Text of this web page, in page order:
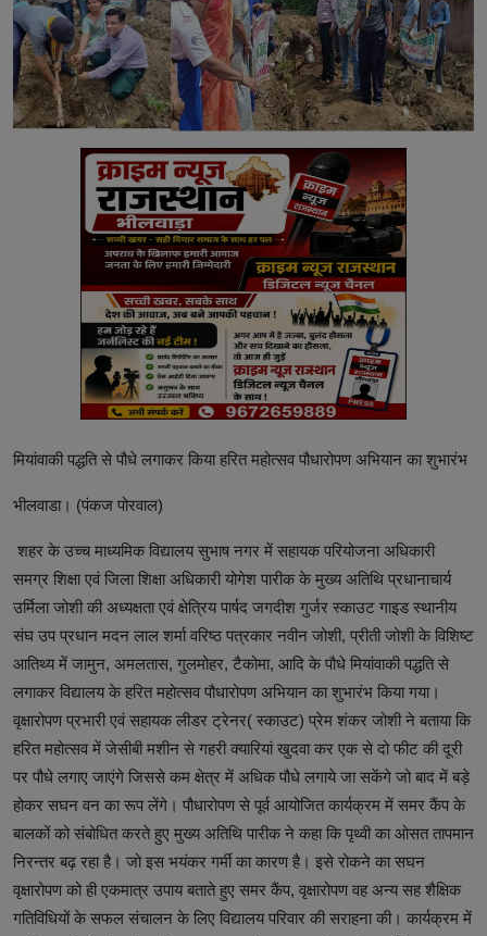
मियांवाकी पद्धति से पौधे लगाकर किया हरित महोत्सव पौधारोपण अभियान का शुभारंभ
भीलवाडा। (पंकज पोरवाल)
शहर के उच्च माध्यमिक विद्यालय सुभाष नगर में सहायक परियोजना अधिकारी
समग्र शिक्षा एवं जिला शिक्षा अधिकारी योगेश पारीक के मुख्य अतिथि प्रधानाचार्य
उर्मिला जोशी की अध्यक्षता एवं क्षेत्रिय पार्षद जगदीश गुर्जर स्काउट गाइड स्थानीय
संघ उप प्रधान मदन लाल शर्मा वरिष्ठ पत्रकार नवीन जोशी, प्रीती जोशी के विशिष्ट
आतिथ्य में जामुन, अमलतास, गुलमोहर, टैकोमा, आदि के पौधे मियांवाकी पद्धति से
लगाकर विद्यालय के हरित महोत्सव पौधारोपण अभियान का शुभारंभ किया गया।
वृक्षारोपण प्रभारी एवं सहायक लीडर ट्रेनर( स्काउट) प्रेम शंकर जोशी ने बताया कि
हरित महोत्सव में जेसीबी मशीन से गहरी क्यारियां खुदवा कर एक से दो फीट की दूरी
पर पौधे लगाए जाएंगे जिससे कम क्षेत्र में अधिक पौधे लगाये जा सकेंगे जो बाद में बड़े
होकर सघन वन का रूप लेंगे। पौधारोपण से पूर्व आयोजित कार्यक्रम में समर कैंप के
बालकों को संबोधित करते हुए मुख्य अतिथि पारीक ने कहा कि पृथ्वी का ओसत तापमान
निरन्तर बढ़ रहा है। जो इस भयंकर गर्मी का कारण है। इसे रोकने का सघन
वृक्षारोपण को ही एकमात्र उपाय बताते हुए समर कैंप, वृक्षारोपण वह अन्य सह शैक्षिक
गतिविधियों के सफल संचालन के लिए विद्यालय परिवार की सराहना की। कार्यक्रम में